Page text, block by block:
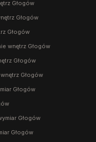
Głogów
Głogów
Głogów
wnętrz Głogów
Głogów
Głogów
Głogów
Głogów
Głogów